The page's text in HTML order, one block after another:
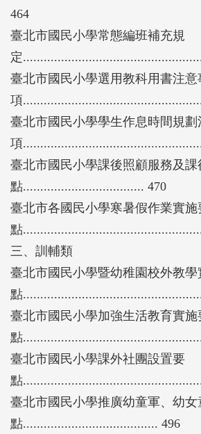
464
臺北市國民小學常態編班補充規
定
臺北市國民小學選用教科用書注意
項
臺北市國民小學學生作息時間規劃
項
臺北市國民小學課後照顧服務及
點................................... 470
臺北市各國民小學寒暑假作業實施
點
三、訓輔類
臺北市國民小學暨幼稚園校外教學
點
臺北市國民小學加強生活教育實施
點
臺北市國民小學課外社團設置要
點
臺北市國民小學推廣幼童軍、幼
點....................................... 496